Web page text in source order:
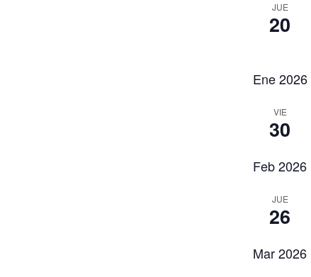
JUE
20
Ene 2026
VIE
30
Feb 2026
JUE
26
Mar 2026